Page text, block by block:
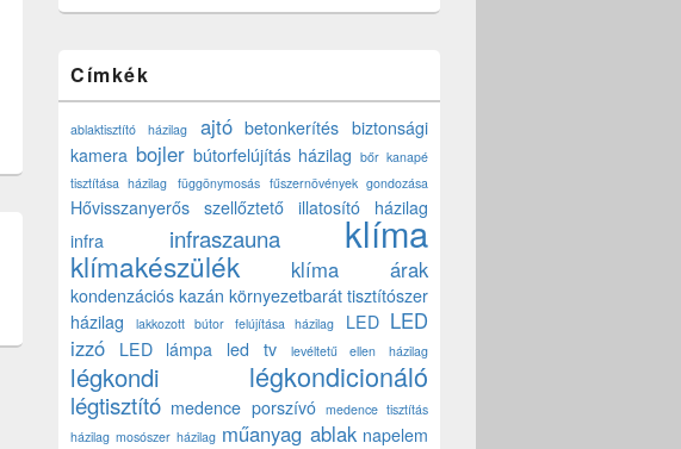
Címkék
ablaktisztító házilag ajtó betonkerítés biztonsági
kamera bojler bútorfelújítás házilag bőr kanapé
tisztítása házilag függönymosás fűszernövények gondozása
Hővisszanyerős szellőztető illatosító házilag
infra
infraszauna klíma
klímakészülék klíma árak
kondenzációs kazán környezetbarát tisztítószer
házilag
lakkozott bútor felújítása házilag LED LED
izzó
LED lámpa led tv levéltetű ellen házilag
légkondi légkondicionáló
légtisztító medence porszívó medence tisztítás
házilag mosószer házilag műanyag ablak napelem